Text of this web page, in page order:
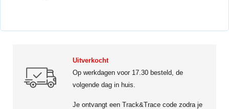
Uitverkocht
Op werkdagen voor 17.30 besteld, de
volgende dag in huis.
Je ontvangt een Track&Trace code zodra je